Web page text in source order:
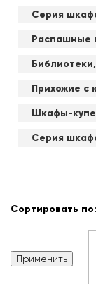
Серия
Распашные
Прихожие с
Шкафы-купе
Серия
Сортировать по: